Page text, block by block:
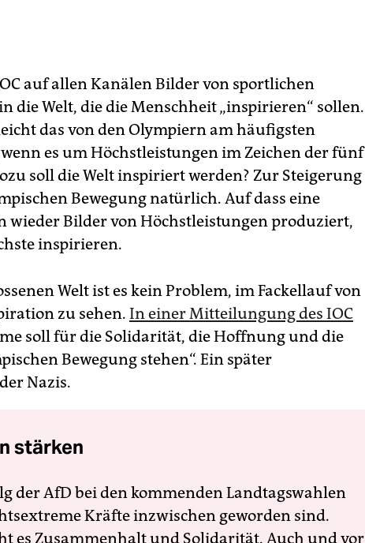
auf allen Kanälen Bilder von sportlichen
die Welt, die die Menschheit „inspirieren“ sollen.
das von den Olympiern am häufigsten
es um Höchstleistungen im Zeichen der fünf
soll die Welt inspiriert werden? Zur Steigerung
Bewegung natürlich. Auf dass eine
wieder Bilder von Höchstleistungen produziert,
inspirieren.
Welt ist es kein Problem, im Fackellauf von
zu sehen. In einer Mitteilungung des IOC
soll für die Solidarität, die Hoffnung und die
Bewegung stehen“. Ein später
Nazis.
stärken
der AfD bei den kommenden Landtagswahlen
Kräfte inzwischen geworden sind.
es Zusammenhalt und Solidarität. Auch und vor